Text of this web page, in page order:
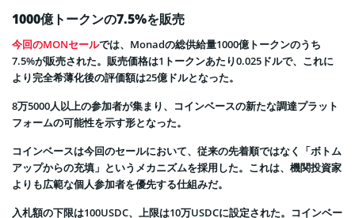
1000億トークンの7.5%を販売
今回のMONセールでは、Monadの総供給量1000億トークンのうち
7.5%が販売された。販売価格は1トークンあたり0.025ドルで、これに
より完全希薄化後の評価額は25億ドルとなった。
8万5000人以上の参加者が集まり、コインベースの新たな調達プラット
フォームの可能性を示す形となった。
コインベースは今回のセールにおいて、従来の先着順ではなく「ボトム
アップからの充填」というメカニズムを採用した。これは、機関投資家
よりも広範な個人参加者を優先する仕組みだ。
入札額の下限は100USDC、上限は10万USDCに設定された。コインベー